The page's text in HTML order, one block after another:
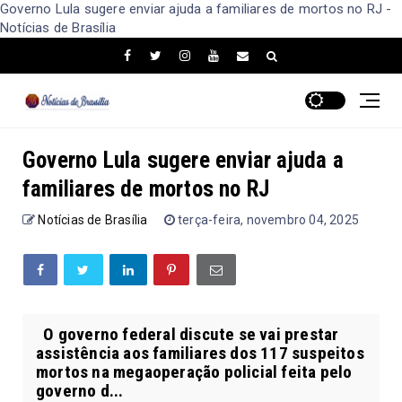
Governo Lula sugere enviar ajuda a familiares de mortos no RJ -
Notícias de Brasília
Governo Lula sugere enviar ajuda a
familiares de mortos no RJ
Notícias de Brasília terça-feira, novembro 04, 2025
O governo federal discute se vai prestar
assistência aos familiares dos 117 suspeitos
mortos na megaoperação policial feita pelo
governo d...